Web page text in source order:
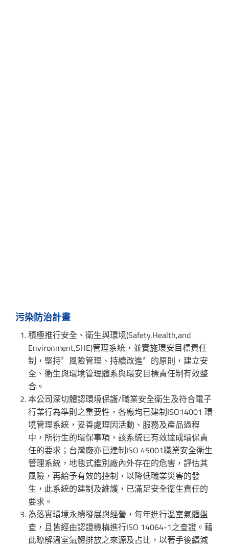
污染防治計畫
積極推行安全、衛生與環境(Safety,Health,and
Environment,SHE)管理系統，並實施環安目標責任
制，堅持〞風險管理、持續改進〞的原則，建立安
全、衛生與環境管理體系與環安目標責任制有效整
合。
本公司深切體認環境保護/職業安全衛生及符合電子
行業行為準則之重要性，各廠均已建制ISO14001 環
境管理系統，妥善處理因活動、服務及產品過程
中，所衍生的環保事項，該系統已有效達成環保責
任的要求；台灣廠亦已建制ISO 45001職業安全衛生
管理系統，地毯式鑑別廠內外存在的危害，評估其
風險，再給予有效的控制，以降低職業災害的發
生，此系統的建制及維護，已滿足安全衛生責任的
要求。
為落實環境永續發展與經營，每年進行溫室氣體盤
查，且皆經由認證機構進行ISO 14064-1之查證。藉
此瞭解溫室氣體排放之來源及占比，以著手後續減